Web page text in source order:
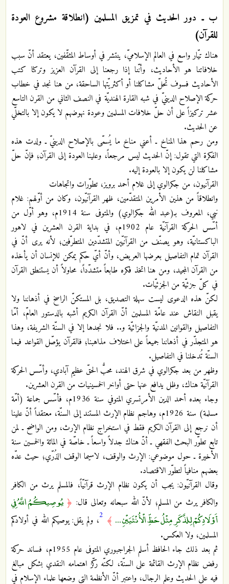
ب ـ دور الحديث في تمزيق المسلمين (انطلاقة مشروع العودة
للقرآن)
هناك تيّار واسع في العالم الإسلاميّ، ينتشر في أوساط المثقّفين، يعتقد أنّ سبب
خلافاتنا هو الأحاديث، وأنّنا إذا رجعنا إلى القرآن العزيز وتركنا كتب
الأحاديث فسوف تُحلّ مشاكلنا أو أكثريّتها الساحقة، من هنا نجد في خطاب
حركة الإصلاح الدينيّ في شبه القارة الهنديّة في النصف الثاني من القرن التاسع
عشر تركيزاً على أن حلّ خلافات المسلمين وعودة نهوضهم لا يكون إلا بالتخلّي
عن الحديث.
ومن رحم هذا المناخ ـ أعني مناخ ما يُسمّى بالإصلاح الدينيّ ـ ولدت هذه
الفكرة التي تقول: إنّ الحديث ليس مرجعاً، وعلينا العودة إلى القرآن؛ فإنّ حلّ
مشاكلنا لن يكون إلا بالعودة إليه.
القرآنيون، من جكرالوي إلى غلام أحمد برويز، تطوّرات واتجاهات
وانطلاقاً من هذين الأمرين المتقدّمين، ظهر القرآنيّون، وكان من أوّلهم: غلام
نبي، المعروف بـ(عبد الله جكرالوي) والمتوفى سنة 1914م، وهو أوّل من
أسّس الحركة القرآنيّة عام 1902م، في بداية القرن العشرين في لاهور
الباكستانيّة، وهو يصنّف من القرآنيّين المتشدّدين المتطرّفين؛ لأنه يرى أنّ في
القرآن تمام التفاصيل بعرضها العريض، وأنّ أيّ حكم يمكن للإنسان أن يأخذه
من القرآن المجيد، ومن هنا اتخذ فكره طابعاً متشدّداً، محاولاً أن يستنطق القرآن
في كلّ جزئيّة من الجزئيّات.
لكنّ هذه الدعوى ليست سهلة التصديق، بل المستكنّ الراسخ في أذهاننا ولا
يقبل النقاش عند عامّة المسلمين أنّ القرآن الكريم أشبه بالدستور العامّ، أمّا
التفاصيل والقوانين المدنيّة والجزائيّة و.. فلا نجدها إلا في السنّة الشريفة، وهذا
هو المتجذّر في أذهاننا جميعاً على اختلاف مذاهبنا؛ فالقرآن يؤصّل القواعد فيما
السنّة تُدخلنا في التفاصيل.
وظهر من بعد جكرالوي في شرق الهند، محبُّ الحقّ عظيم آبادي، وأسّس الحركة
القرآنيّة هناك، وظل يدافع عنها حتى أواخر الخمسينيات من القرن العشرين.
وجاء بعده أحمد الدين الأمرتسري المتوفي سنة 1936م، فأسّس جماعة (أمّة
مسلمة) سنة 1926م، وهاجم نظام الإرث المستند إلى السنّة، معتقداً أنّ علينا
أن نرجع إلى القرآن الكريم فقط في استخراج نظام الإرث، ومن الواضح ـ لمن
تابع تطوّر البحث الفقهي ـ أنّ هناك جدلاً واسعاً ـ خاصّة في المائة والخمسين سنة
الأخيرة ـ حول موضوعي: الإرث والوقف، لاسيما الوقف الذُرّي؛ حيث عدّه
بعضهم منافياً لتطوّر الاقتصاد.
وقال القرآنيّون: يجب أن يكون نظام الإرث قرآنيّاً، فالمسلم يرث من الكافر
والكافر يرث من المسلم؛ لأنّ الله سبحانه وتعالى قال: ﴿ يُوصِيكُمُ اللَّهُ فِي
أَوْلَادِكُمْ لِلذَّكَرِ مِثْلُ حَظِّ الْأُنْثَيَيْنِ ... ﴾ 2، ولم يقل: يوصيكم الله في أولادكم
المسلمين، ولا العكس.
ثم بعد ذلك جاء الحافظ أسلم الجراجبوري المتوفى عام 1955م، فساند حركة
رفض نظام الإرث القائمة على السنّة، لكنّه ركّز اهتمامه النقدي بشكل مبالغ
فيه على الحديث وعلم الرجال، واعتبر أنّ الأنظمة التي وضعها علماء الإسلام في